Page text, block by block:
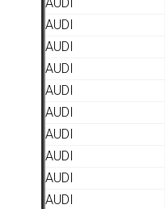
AUDI
AUDI
AUDI
AUDI
AUDI
AUDI
AUDI
AUDI
AUDI
AUDI